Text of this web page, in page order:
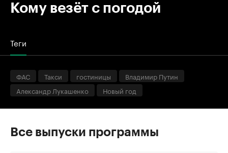
Кому везёт с погодой
Теги
ФАС Такси гостиницы
Владимир Путин
Александр Лукашенко
Новый год
Все выпуски программы